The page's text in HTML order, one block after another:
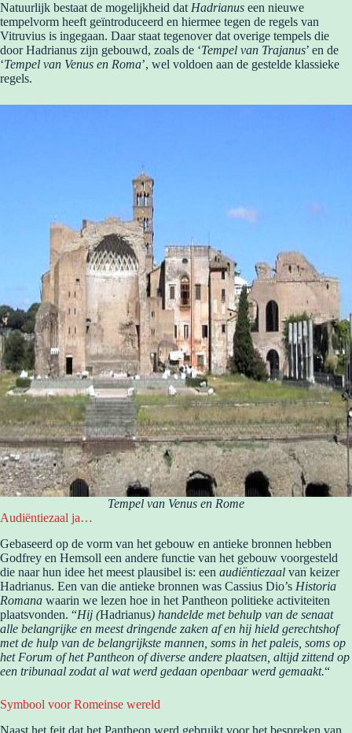
Natuurlijk bestaat de mogelijkheid datHadrianus een nieuwe
tempelvorm heeft geïntroduceerd en hiermee tegen de regels van
Vitruvius is ingegaan. Daar staat tegenover dat overige tempels die
door Hadrianus zijn gebouwd, zoals de ‘Tempel van Trajanus’ en de
‘Tempel van Venus en Roma’, wel voldoen aan de gestelde klassieke
regels.
Tempel van Venus en Rome
Audiëntiezaal ja…
Gebaseerd op de vorm van het gebouw en antieke bronnen hebben
Godfrey en Hemsoll een andere functie van het gebouw voorgesteld
die naar hun idee het meest plausibel is: een audiëntiezaal van keizer
Hadrianus. Een van die antieke bronnen was Cassius Dio’s Historia
Romana waarin we lezen hoe in het Pantheon politieke activiteiten
plaatsvonden. “Hij (Hadrianus) handelde met behulp van de senaat
alle belangrijke en meest dringende zaken af en hij hield gerechtshof
met de hulp van de belangrijkste mannen, soms in het paleis, soms op
het Forum of het Pantheon of diverse andere plaatsen, altijd zittend op
een tribunaal zodat al wat werd gedaan openbaar werd gemaakt.“
Symbool voor Romeinse wereld
Naast het feit dat het Pantheon werd gebruikt voor het bespreken van